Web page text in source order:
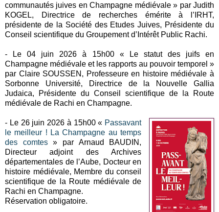
communautés juives en Champagne médiévale » par Judith
KOGEL, Directrice de recherches émérite à l’IRHT,
présidente de la Société des Etudes Juives, Présidente du
Conseil scientifique du Groupement d’Intérêt Public Rachi.
- Le 04 juin 2026 à 15h00 « Le statut des juifs en
Champagne médiévale et les rapports au pouvoir temporel »
par Claire SOUSSEN, Professeure en histoire médiévale à
Sorbonne Université, Directrice de la Nouvelle Gallia
Judaica, Présidente du Conseil scientifique de la Route
médiévale de Rachi en Champagne.
- Le 26 juin 2026 à 15h00 « Passavant
le meilleur ! La Champagne au temps
des comtes» par Arnaud BAUDIN,
Directeur adjoint des Archives
départementales de l’Aube, Docteur en
histoire médiévale, Membre du conseil
scientifique de la Route médiévale de
Rachi en Champagne.
Réservation obligatoire.